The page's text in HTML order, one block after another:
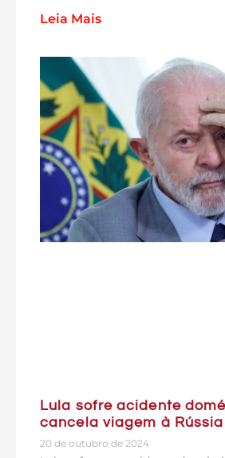
Leia Mais
Lula sofre acidente
cancela viagem à Rússia
20 de outubro de 2024